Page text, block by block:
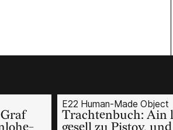
E22 Human-Made Object
Trachtenbuch: Ain